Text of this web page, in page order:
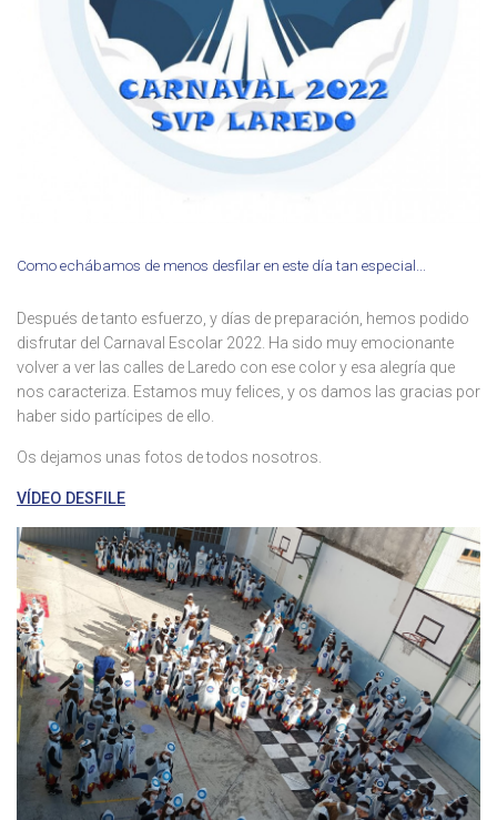
Como echábamos de menos desfilar en este día tan especial...
Después de tanto esfuerzo, y días de preparación, hemos podido
disfrutar del Carnaval Escolar 2022. Ha sido muy emocionante
volver a ver las calles de Laredo con ese color y esa alegría que
nos caracteriza. Estamos muy felices, y os damos las gracias por
haber sido partícipes de ello.
Os dejamos unas fotos de todos nosotros.
VÍDEO DESFILE